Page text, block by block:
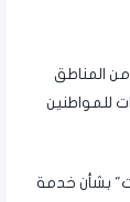
المناطق
للمواطنين
بشأن خدمة